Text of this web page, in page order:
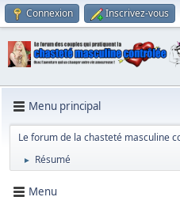
Connexion Inscrivez-vous
Menu principal
Le forum de la chasteté masculine
► Résumé
Menu